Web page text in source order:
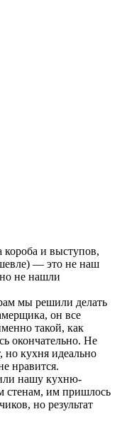
короба и выступов,
— это не наш
не нашли
мы решили делать
он все
такой, как
окончательно. Не
но кухня идеально
нравится.
нашу кухню-
стенам, им пришлось
но результат